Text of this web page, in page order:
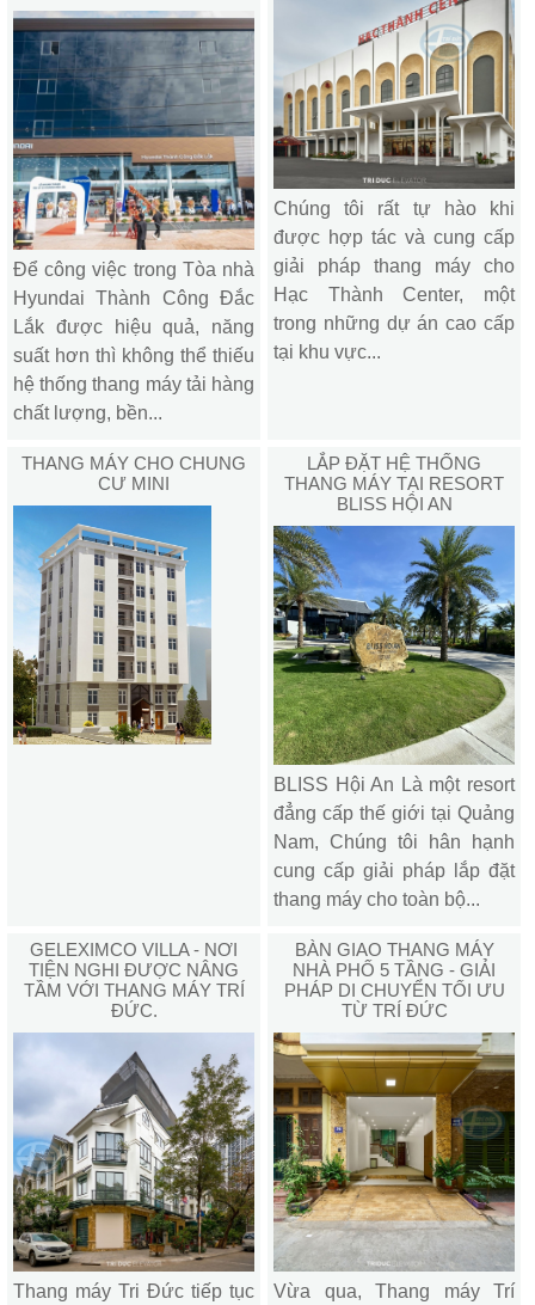
Để công việc trong Tòa nhà
Hyundai Thành Công Đắc
Lắk được hiệu quả, năng
suất hơn thì không thể thiếu
hệ thống thang máy tải hàng
chất lượng, bền...
Chúng tôi rất tự hào khi
được hợp tác và cung cấp
giải pháp thang máy cho
Hạc Thành Center, một
trong những dự án cao cấp
tại khu vực...
THANG MÁY CHO CHUNG
CƯ MINI
LẮP ĐẶT HỆ THỐNG
THANG MÁY TẠI RESORT
BLISS HỘI AN
BLISS Hội An Là một resort
đẳng cấp thế giới tại Quảng
Nam, Chúng tôi hân hạnh
cung cấp giải pháp lắp đặt
thang máy cho toàn bộ...
GELEXIMCO VILLA - NƠI
TIỆN NGHI ĐƯỢC NÂNG
TẦM VỚI THANG MÁY TRÍ
ĐỨC.
Thang máy Tri Đức tiếp tục
BÀN GIAO THANG MÁY
NHÀ PHỐ 5 TẦNG - GIẢI
PHÁP DI CHUYỂN TỐI ƯU
TỪ TRÍ ĐỨC
Vừa qua, Thang máy Trí